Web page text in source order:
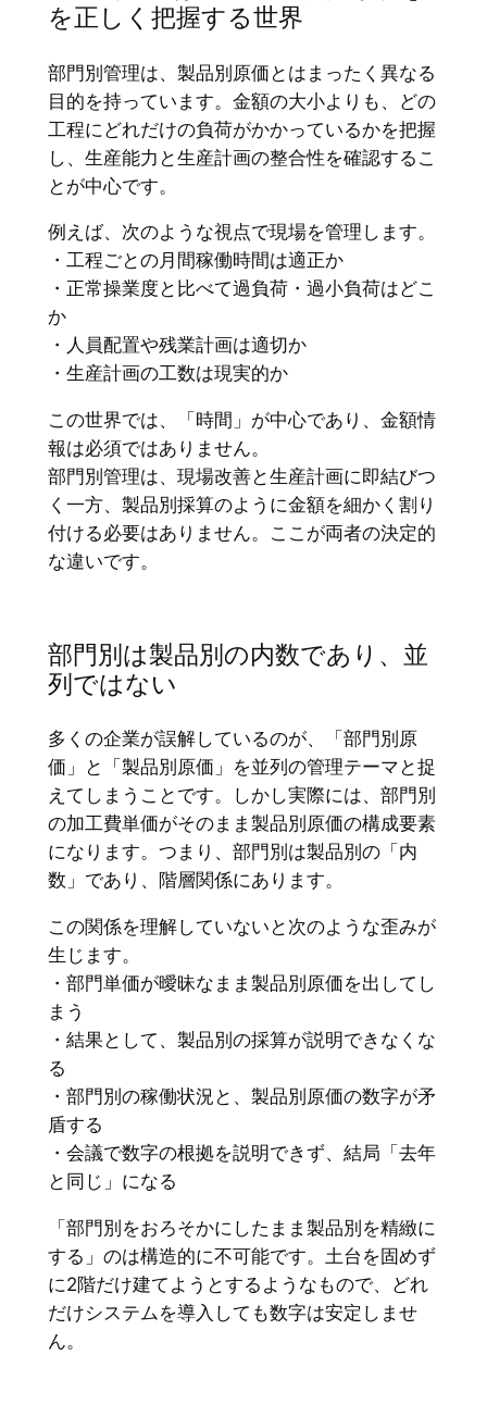
を正しく把握する世界
部門別管理は、製品別原価とはまったく異なる
目的を持っています。金額の大小よりも、どの
工程にどれだけの負荷がかかっているかを把握
し、生産能力と生産計画の整合性を確認するこ
とが中心です。
例えば、次のような視点で現場を管理します。
・工程ごとの月間稼働時間は適正か
・正常操業度と比べて過負荷・過小負荷はどこ
か
・人員配置や残業計画は適切か
・生産計画の工数は現実的か
この世界では、「時間」が中心であり、金額情
報は必須ではありません。
部門別管理は、現場改善と生産計画に即結びつ
く一方、製品別採算のように金額を細かく割り
付ける必要はありません。ここが両者の決定的
な違いです。
部門別は製品別の内数であり、並
列ではない
多くの企業が誤解しているのが、「部門別原
価」と「製品別原価」を並列の管理テーマと捉
えてしまうことです。しかし実際には、部門別
の加工費単価がそのまま製品別原価の構成要素
になります。つまり、部門別は製品別の「内
数」であり、階層関係にあります。
この関係を理解していないと次のような歪みが
生じます。
・部門単価が曖昧なまま製品別原価を出してし
まう
・結果として、製品別の採算が説明できなくな
る
・部門別の稼働状況と、製品別原価の数字が矛
盾する
・会議で数字の根拠を説明できず、結局「去年
と同じ」になる
「部門別をおろそかにしたまま製品別を精緻に
する」のは構造的に不可能です。土台を固めず
に2階だけ建てようとするようなもので、どれ
だけシステムを導入しても数字は安定しませ
ん。